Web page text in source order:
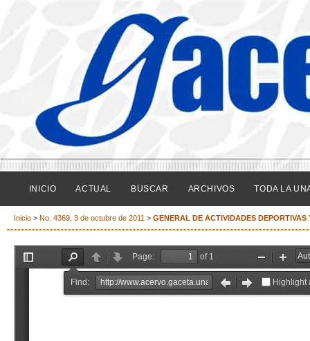
INICIO ACTUAL BUSCAR ARCHIVOS TODA LA
Inicio > No. 4369, 3 de octubre de 2011 > GENERAL DE ACTIVIDADES DEPORTIVAS